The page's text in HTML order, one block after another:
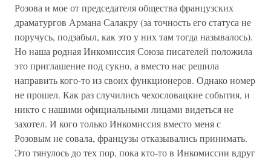
Розова и мое от председателя общества французских
драматургов Армана Салакру (за точность его статуса не
поручусь, подзабыл, как это у них там тогда называлось).
Но наша родная Инкомиссия Союза писателей положила
это приглашение под сукно, а вместо нас решила
направить кого-то из своих функционеров. Однако номер
не прошел. Как раз случились чехословацкие события, и
никто с нашими официальными лицами видеться не
захотел. И кого только Инкомиссия вместо меня с
Розовым не совала, французы отказывались принимать.
Это тянулось до тех пор, пока кто-то в Инкомиссии вдруг